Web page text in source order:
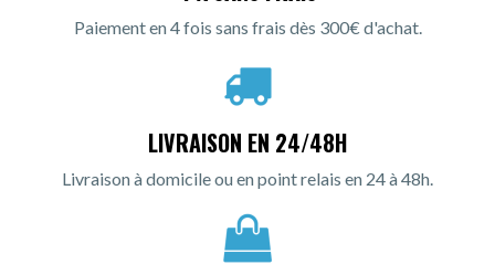
Paiement en 4 fois sans frais dès 300€ d'achat.
LIVRAISON EN 24/48H
Livraison à domicile ou en point relais en 24 à 48h.